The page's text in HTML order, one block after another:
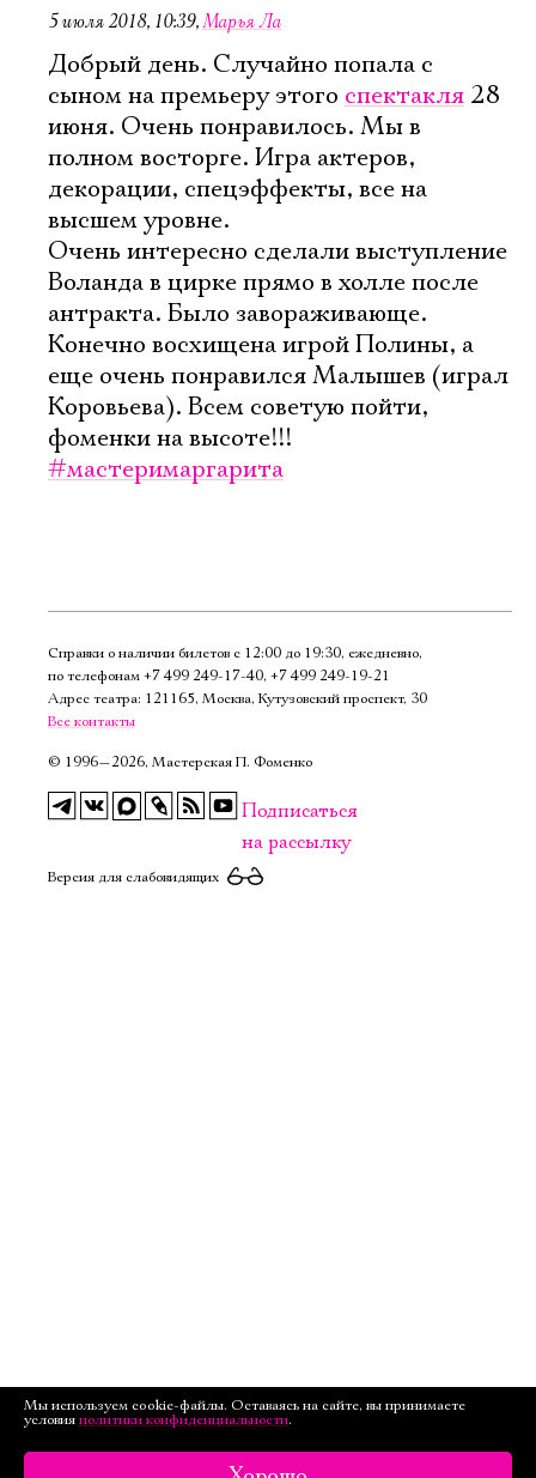
5 июля 2018, 10:39,Марья Ла
Добрый день. Случайно попала с
сыном на премьеру этого спектакля 28
июня. Очень понравилось. Мы в
полном восторге. Игра актеров,
декорации, спецэффекты, все на
высшем уровне.
Очень интересно сделали выступление
Воланда в цирке прямо в холле после
антракта. Было завораживающе.
Конечно восхищена игрой Полины, а
еще очень понравился Малышев (играл
Коровьева). Всем советую пойти,
фоменки на высоте!!!
#мастеримаргарита
Справки о наличии билетов с 12:00 до 19:30, ежедневно,
по телефонам +7 499 249‑17‑40, +7 499 249‑19‑21
Адрес театра: 121165, Москва, Кутузовский проспект, 30
Все контакты
© 1996—2026, Мастерская П. Фоменко
Подписаться
на рассылку
Версия для слабовидящих
Электропочта
Имя
Мы используем cookie-файлы. Оставаясь на сайте, вы принимаете
условия политики конфиденциальности.